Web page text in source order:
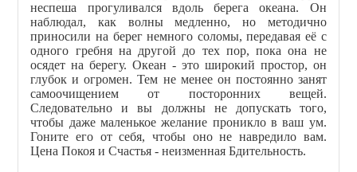
неспеша прогуливался вдоль берега океана. Он
наблюдал, как волны медленно, но методично
приносили на берег немного соломы, передавая её с
одного гребня на другой до тех пор, пока она не
осядет на берегу. Океан - это широкий простор, он
глубок и огромен. Тем не менее он постоянно занят
самоочищением от посторонних вещей.
Следовательно и вы должны не допускать того,
чтобы даже маленькое желание проникло в ваш ум.
Гоните его от себя, чтобы оно не навредило вам.
Цена Покоя и Счастья - неизменная Бдительность.